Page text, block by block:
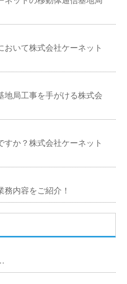
おいて株式会社ケーネット
地局工事を手がける株式会
すか？株式会社ケーネット
内容をご紹介！